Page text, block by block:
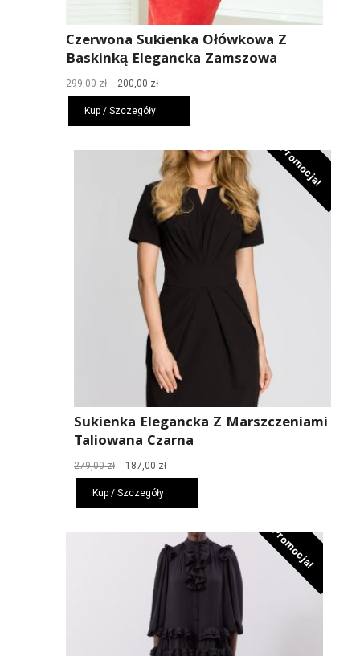
Czerwona Sukienka Ołówkowa Z
Baskinką Elegancka Zamszowa
299,00zł
Pierwotna
cena
wynosiła:
299,00 zł.
200,00 złAktualna
cena
200,00 zł.
Kup / Szczegóły
Promocja!
Sukienka Elegancka Z Marszczeniami
Taliowana Czarna
279,00zł
Pierwotna
cena
wynosiła:
279,00 zł.
187,00 złAktualna
cena
187,00 zł.
Kup / Szczegóły
Promocja!